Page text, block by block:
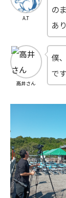
A.T
の
あ
高井さん
僕
で